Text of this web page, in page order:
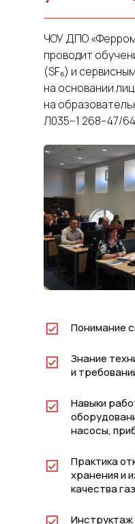
ЧОУ ДПО
проводит
(SF₆) и
на основании
на
Л035−1 268−47/
Понимание
Знание
и
Практика
хранения и
качества
Навыки
насосы,